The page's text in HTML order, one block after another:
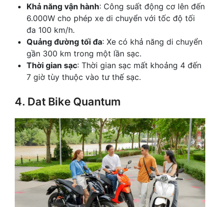
Khả năng vận hành: Công suất động cơ lên đến
6.000W cho phép xe di chuyển với tốc độ tối
đa 100 km/h.
Quảng đường tối đa: Xe có khả năng di chuyển
gần 300 km trong một lần sạc.
Thời gian sạc: Thời gian sạc mất khoảng 4 đến
7 giờ tùy thuộc vào tư thế sạc.
4. Dat Bike Quantum